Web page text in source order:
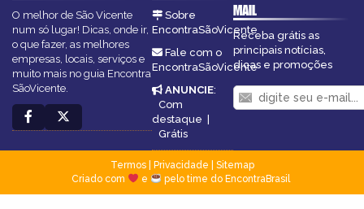
O melhor de São Vicente
num só lugar! Dicas, onde ir,
o que fazer, as melhores
empresas, locais, serviços e
muito mais no guia Encontra
SãoVicente.
Sobre
EncontraSãoVicente
Fale com o
EncontraSãoVicente
ANUNCIE:
Com
destaque |
Grátis
MAIL
Receba grátis as
principais notícias,
dicas e promoções
Termos| Privacidade
Sitemap
Criado com
e pelo time do EncontraBrasil